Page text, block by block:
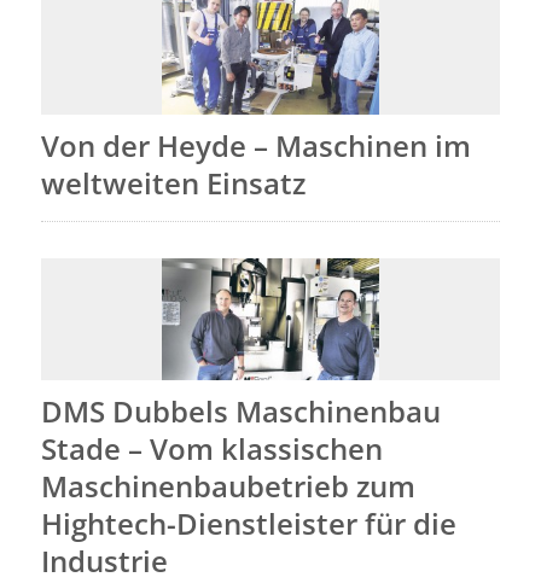
Von der Heyde – Maschinen im
weltweiten Einsatz
DMS Dubbels Maschinenbau
Stade – Vom klassischen
Maschinenbaubetrieb zum
Hightech-Dienstleister für die
Industrie